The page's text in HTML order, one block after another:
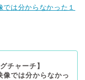
は分からなかった１
チャーチ】
では分からなかっ